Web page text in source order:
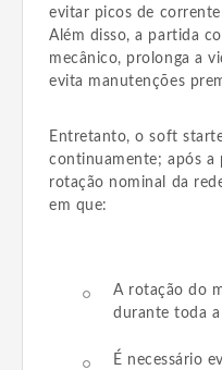
evitar picos de
Além disso, a partida
mecânico, prolonga a
evita manutenções
Entretanto, o soft
continuamente; após a
rotação nominal da
em que:
A rotação do
durante toda a
É necessário